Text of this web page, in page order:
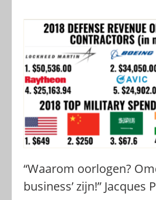
“Waarom oorlogen?
business’ zijn!” Jacques